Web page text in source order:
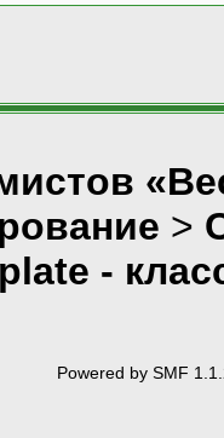
>
-
Powered by SMF